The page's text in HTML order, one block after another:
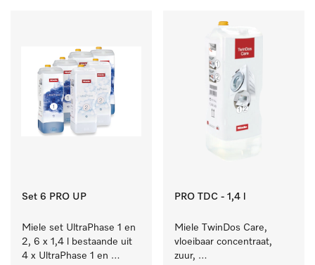
Set 6 PRO UP
Miele set UltraPhase 1 en
2, 6 x 1,4 l bestaande uit
4 x UltraPhase 1 en
PRO TDC - 1,4 l
Miele TwinDos Care,
vloeibaar concentraat,
zuur,